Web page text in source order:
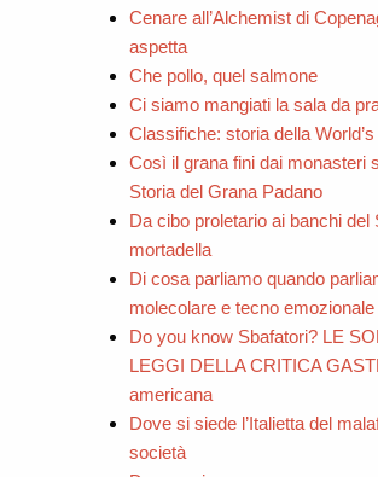
Cenare all’Alchemist di
aspetta
Che pollo, quel salmone
Ci siamo mangiati la sala da
Classifiche: storia della
Così il grana fini dai monasteri
Storia del Grana Padano
Da cibo proletario ai banchi del
mortadella
Di cosa parliamo quando
molecolare e tecno emozionale
Do you know Sbafatori? LE
LEGGI DELLA CRITICA
americana
Dove si siede l’Italietta del
società